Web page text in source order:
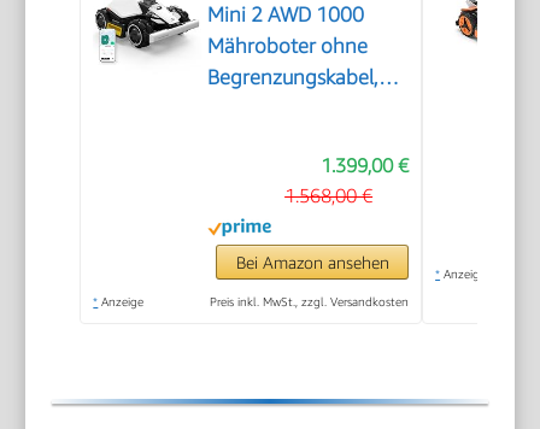
Mini 2 AWD 1000
Mähroboter ohne
Begrenzungskabel,
1.399,00 €
1.568,00 €
Bei Amazon ansehen
* Anzeige Preis inkl. MwSt., zzgl. Versandkosten
* Anzeige